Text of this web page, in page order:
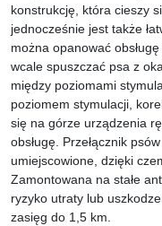
konstrukcję, która cieszy
jednocześnie jest także
można opanować
wcale spuszczać psa z
między poziomami
poziomem stymulacji,
się na górze urządzenia
obsługę. Przełącznik
umiejscowione, dzięki
Zamontowana na stałe
ryzyko utraty lub
zasięg do 1,5 km.